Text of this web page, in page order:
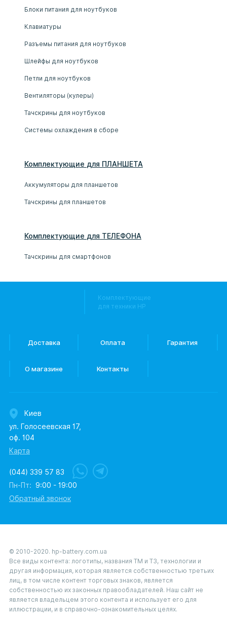
Блоки питания для ноутбуков
Клавиатуры
Разъемы питания для ноутбуков
Шлейфы для ноутбуков
Петли для ноутбуков
Вентиляторы (кулеры)
Тачскрины для ноутбуков
Системы охлаждения в сборе
Комплектующие для ПЛАНШЕТА
Аккумуляторы для планшетов
Тачскрины для планшетов
Комплектующие для ТЕЛЕФОНА
Тачскрины для смартфонов
Комплектующие
для техники HP
Доставка Оплата Гарантия
О магазине Контакты
Киев
ул. Голосеевская 17,
оф. 104
Карта
(044) 339 57 83
Пн-Пт: 9:00 - 19:00
Обратный звонок
© 2010-2020. hp-battery.com.ua
Все виды контента: логотипы, названия ТМ и ТЗ, технологии и
другая информация, которая является собственностью третьих
лиц, в том числе контент торговых знаков, является
собственностью их законных правообладателей. Наш сайт не
является владельцем этого контента и использует его для
иллюстрации, и в справочно-ознакомительных целях.